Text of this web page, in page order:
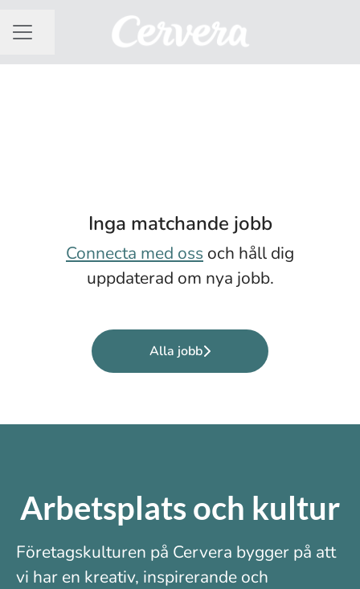
KARRIÄRMENY
Dela sidan
Inga matchande jobb
Connecta med oss och håll dig
uppdaterad om nya jobb.
Alla jobb
Arbetsplats och kultur
Företagskulturen på Cervera bygger på att
vi har en kreativ, inspirerande och